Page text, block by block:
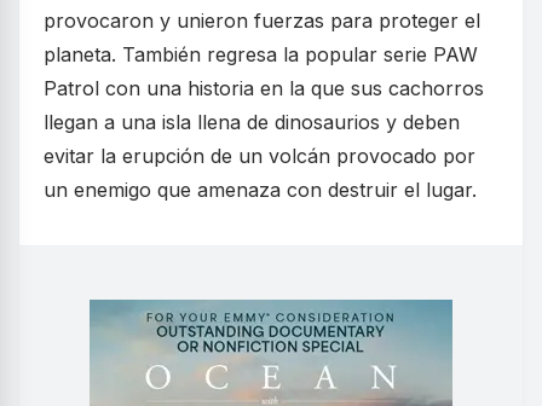
provocaron y unieron fuerzas para proteger el
planeta. También regresa la popular serie PAW
Patrol con una historia en la que sus cachorros
llegan a una isla llena de dinosaurios y deben
evitar la erupción de un volcán provocado por
un enemigo que amenaza con destruir el lugar.